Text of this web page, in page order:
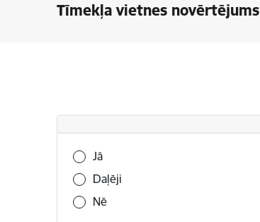
Tīmekļa vietnes novērtējums
Vai šī informācija bija noderīga?
Jā
Daļēji
Nē